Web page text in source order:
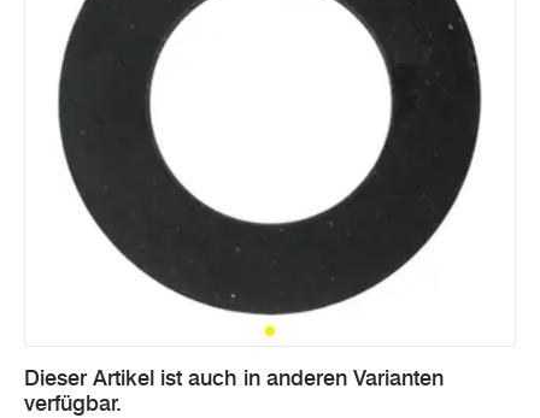
Dieser Artikel ist auch in anderen Varianten
verfügbar.